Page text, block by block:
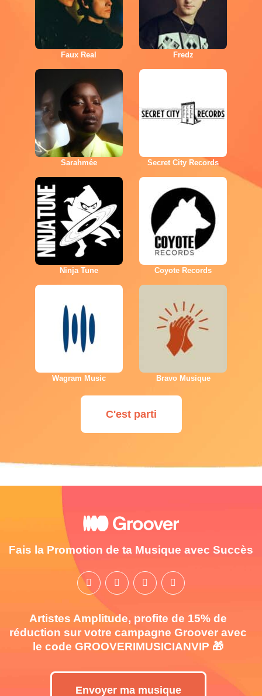
Faux Real Fredz
Sarahmée Secret City Records
Ninja Tune Coyote Records
Wagram Music Bravo Musique
C'est parti
Fais la Promotion de ta Musique avec Succès
Artistes Amplitude, profite de 15% de
réduction sur votre campagne Groover avec
le code GROOVERIMUSICIANVIP 🎁
Envoyer ma musique